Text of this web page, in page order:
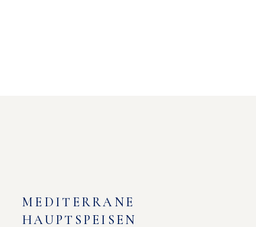
MEDITERRANE
HAUPTSPEISEN